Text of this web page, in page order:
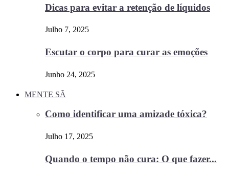
Dicas para evitar a retenção de líquidos
Julho 7, 2025
Escutar o corpo para curar as emoções
Junho 24, 2025
MENTE SÃ
Como identificar uma amizade tóxica?
Julho 17, 2025
Quando o tempo não cura: O que fazer...